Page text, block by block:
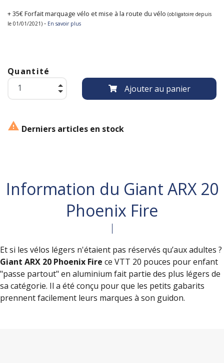
+ 35€ Forfait marquage vélo et mise à la route du vélo (obligatoire depuis
le 01/01/2021) - En savoir plus
Quantité
Ajouter au panier
 Derniers articles en stock
Information du Giant ARX 20
Phoenix Fire
Et si les vélos légers n'étaient pas réservés qu’aux adultes ?
Giant ARX 20 Phoenix Fire ce VTT 20 pouces pour enfant
"passe partout" en aluminium fait partie des plus légers de
sa catégorie. Il a été conçu pour que les petits gabarits
prennent facilement leurs marques à son guidon.